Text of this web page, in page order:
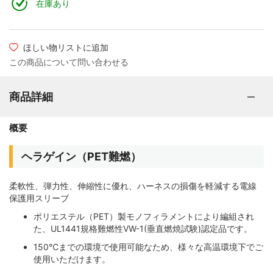
在庫あり
ほしい物リストに追加
この商品について問い合わせる
商品詳細
概要
ヘラゲイン（PET難燃）
柔軟性、弾力性、伸縮性に優れ、ハーネスの損傷を軽減する電線
保護用スリーブ
ポリエステル（PET）製モノフィラメントにより編組され
た、UL1441規格難燃性VW-1(垂直燃焼試験)認定品です。
150℃までの環境で使用可能なため、様々な高温環境下でご
使用いただけます。